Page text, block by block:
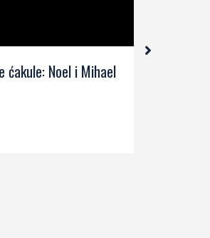
ćakule: Noel i Mihael